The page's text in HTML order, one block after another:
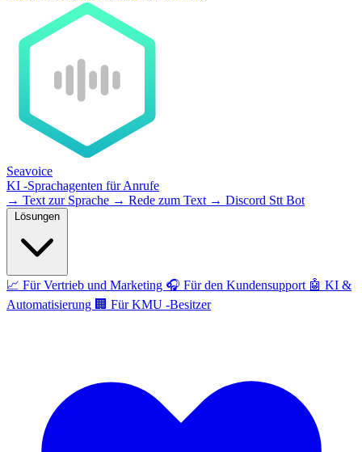
Seavoice
KI -Sprachagenten für Anrufe
→ Text zur Sprache → Rede zum Text → Discord Stt Bot
📈 Für Vertrieb und Marketing 🎧 Für den Kundensupport 🤖 KI &
Automatisierung 🏢 Für KMU -Besitzer